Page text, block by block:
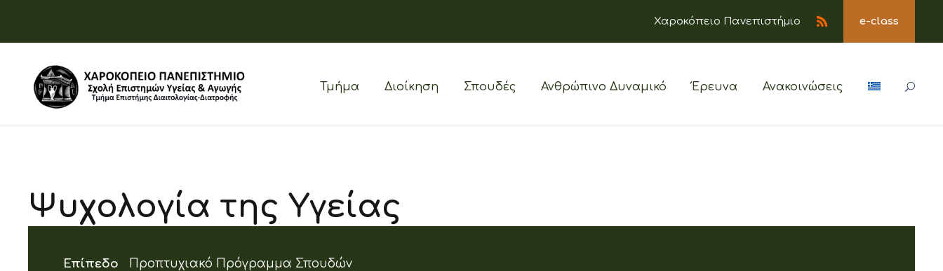
Χαροκόπειο Πανεπιστήμιο e-class
Τμήμα Διοίκηση Σπουδές Ανθρώπινο Δυναμικό Έρευνα Ανακοινώσεις
Ψυχολογία της Υγείας
Επίπεδο Προπτυχιακό Πρόγραμμα Σπουδών